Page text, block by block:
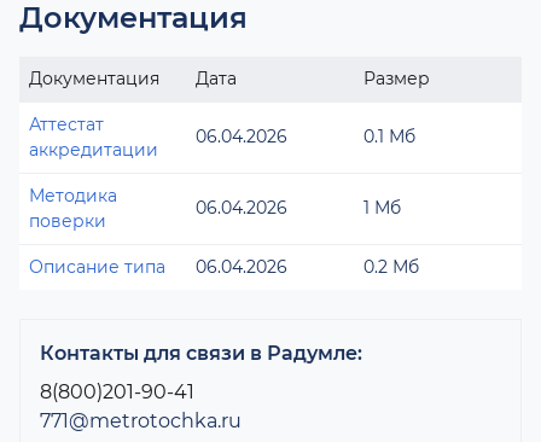
Документация
Документация Дата Размер
Аттестат
аккредитации
06.04.2026 0.1 Мб
Методика
поверки
06.04.2026 1 Мб
Описание типа 06.04.2026 0.2 Мб
Контакты для связи в Радумле:
8(800)201-90-41
771@metrotochka.ru